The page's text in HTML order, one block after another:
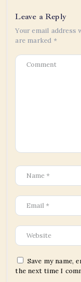
Leave a Reply
Your email address
are marked *
Save my name,
the next time I